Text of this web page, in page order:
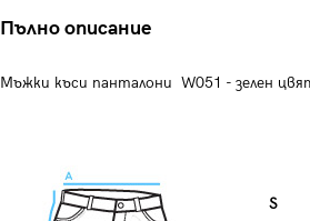
Пълно описание
Мъжки къси панталони W051 - зелен
S